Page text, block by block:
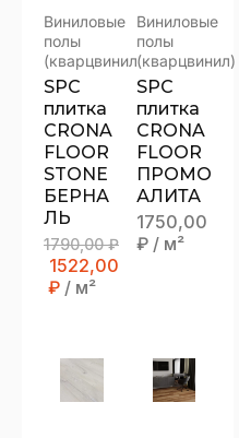
Виниловые
полы
(кварцвинил)
SPC
плитка
CRONA
FLOOR
STONE
БЕРНА
ЛЬ
1790,00₽
1522,00
₽ / м²
Виниловые
полы
(кварцвинил)
SPC
плитка
CRONA
FLOOR
ПРОМО
АЛИТА
1750,00
₽ / м²
/